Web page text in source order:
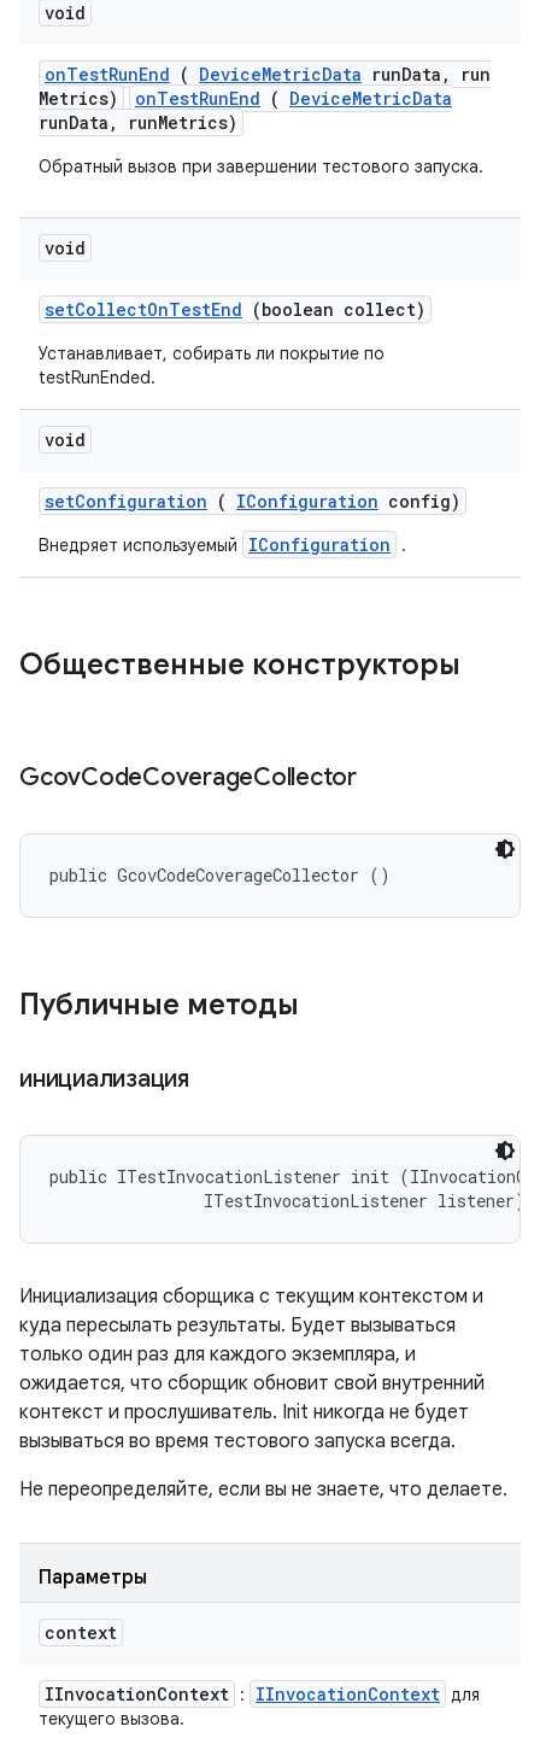
void
onTestRunEnd ( DeviceMetricData runData ,
run
Metrics)
onTestRunEnd ( DeviceMetricData
runData, runMetrics)
Обратный вызов при завершении тестового запуска.
void
setCollectOnTestEnd (boolean collect)
Устанавливает, собирать ли покрытие по
testRunEnded.
void
setConfiguration ( IConfiguration config)
Внедряет используемый IConfiguration .
Общественные конструкторы
GcovCodeCoverageCollector
public GcovCodeCoverageCollector ()
Публичные методы
инициализация
public ITestInvocationListener init
                ITestInvocationListener listener)
Инициализация сборщика с текущим контекстом и
куда пересылать результаты. Будет вызываться
только один раз для каждого экземпляра, и
ожидается, что сборщик обновит свой внутренний
контекст и прослушиватель. Init никогда не будет
вызываться во время тестового запуска всегда.
Не переопределяйте, если вы не знаете, что делаете.
Параметры
context
IInvocationContext : IInvocationContext для
текущего вызова.